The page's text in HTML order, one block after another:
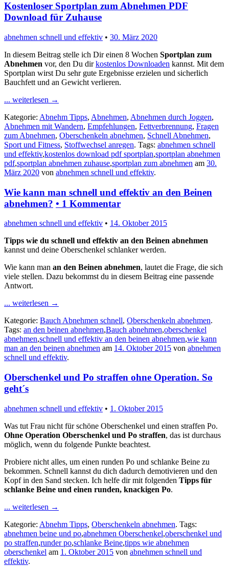
Kostenloser Sportplan zum Abnehmen PDF
Download für Zuhause
abnehmen schnell und effektiv • 30. März 2020
In diesem Beitrag stelle ich Dir einen 8 Wochen Sportplan zum
Abnehmen vor, den Du dirkostenlos Downloaden kannst. Mit dem
Sportplan wirst Du sehr gute Ergebnisse erzielen und sicherlich
Bauchfett und an Gewicht verlieren.
... weiterlesen →
Kategorie: Abnehm Tipps, Abnehmen, Abnehmen durch Joggen,
Abnehmen mit Wandern, Empfehlungen, Fettverbrennung, Fragen
zum Abnehmen, Oberschenkeln abnehmen, Schnell Abnehmen,
Sport und Fitness, Stoffwechsel anregen. Tags: abnehmen schnell
und effektiv,kostenlos download pdf sportplan,sportplan abnehmen
pdf,sportplan abnehmen zuhause,sportplan zum abnehmen am 30.
März 2020 von abnehmen schnell und effektiv.
Wie kann man schnell und effektiv an den Beinen
abnehmen? • 1 Kommentar
abnehmen schnell und effektiv • 14. Oktober 2015
Tipps wie du schnell und effektiv an den Beinen abnehmen
kannst und deine Oberschenkel schlanker werden.
Wie kann man an den Beinen abnehmen, lautet die Frage, die sich
viele stellen. Dazu bekommst du in diesem Beitrag eine passende
Antwort.
... weiterlesen →
Kategorie: Bauch Abnehmen schnell, Oberschenkeln abnehmen.
Tags: an den beinen abnehmen,Bauch abnehmen,oberschenkel
abnehmen,schnell und effektiv an den beinen abnehmen,wie kann
man an den beinen abnehmen am 14. Oktober 2015 von abnehmen
schnell und effektiv.
Oberschenkel und Po straffen ohne Operation. So
geht´s
abnehmen schnell und effektiv • 1. Oktober 2015
Was tut Frau nicht für schöne Oberschenkel und einen straffen Po.
Ohne Operation Oberschenkel und Po straffen, das ist durchaus
möglich, wenn du folgende Punkte beachtest.
Probiere nicht alles, um einen runden Po und schlanke Beine zu
bekommen. Schnell kannst du dich dadurch demotivieren und den
Kopf in den Sand stecken. Ich helfe dir mit folgenden Tipps für
schlanke Beine und einen runden, knackigen Po.
... weiterlesen →
Kategorie: Abnehm Tipps, Oberschenkeln abnehmen. Tags:
abnehmen beine und po,abnehmen Oberschenkel,oberschenkel und
po straffen,runder po,schlanke Beine,tipps wie abnehmen
oberschenkel am 1. Oktober 2015 von abnehmen schnell und
effektiv.